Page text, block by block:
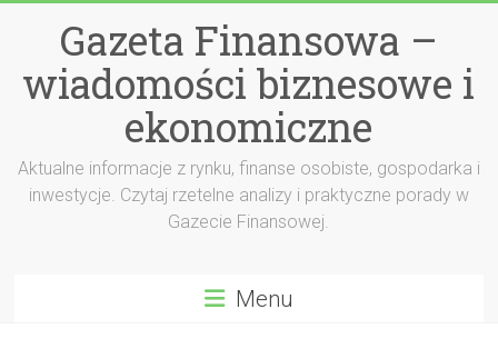
Gazeta Finansowa –
wiadomości biznesowe i
ekonomiczne
Aktualne informacje z rynku, finanse osobiste, gospodarka i
inwestycje. Czytaj rzetelne analizy i praktyczne porady w
Gazecie Finansowej.
Menu